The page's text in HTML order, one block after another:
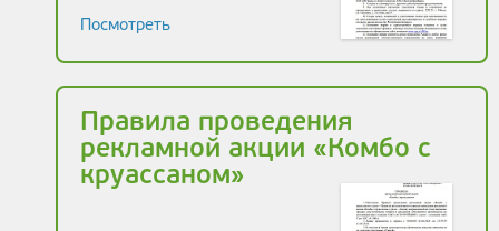
Посмотреть
Правила проведения
рекламной акции «Комбо с
круассаном»